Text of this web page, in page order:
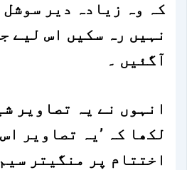
کہ وہ زیادہ دیر سوشل
نہیں رہ سکیں اس لیے
آگئیں ۔
انہوں نے یہ تصاویر
لکھا کہ ’یہ تصاویر
اختتام پر منگیتر